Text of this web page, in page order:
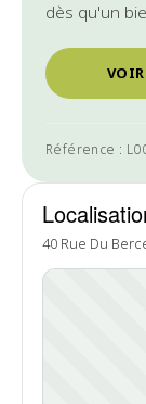
dès qu'un
Référence :
40 Rue Du